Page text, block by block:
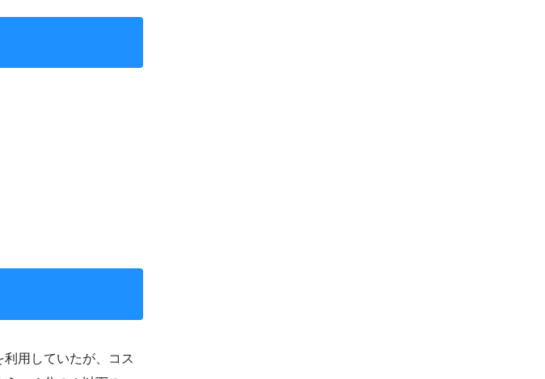
用していたが、コス